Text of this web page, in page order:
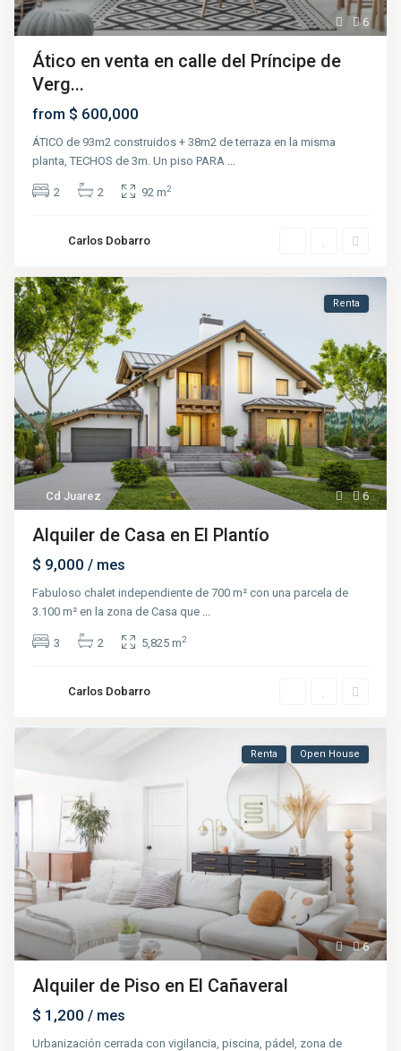
6
Ático en venta en calle del Príncipe de
Verg...
from $ 600,000
ÁTICO de 93m2 construidos + 38m2 de terraza en la misma
planta, TECHOS de 3m. Un piso PARA ...
2 2 92 m2
Carlos Dobarro
6
Cd Juarez
Renta
Alquiler de Casa en El Plantío
$ 9,000/ mes
Fabuloso chalet independiente de 700 m² con una parcela de
3.100 m² en la zona de Casa que
3 2 5,825 m2
Carlos Dobarro
6
Renta Open House
Alquiler de Piso en El Cañaveral
$ 1,200/ mes
Urbanización cerrada con vigilancia, piscina, pádel, zona de